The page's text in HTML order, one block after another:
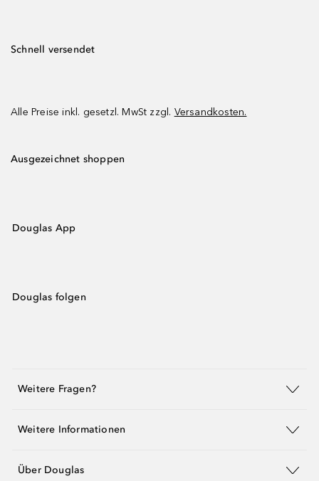
Schnell versendet
Alle Preise inkl. gesetzl. MwSt zzgl. Versandkosten.
Ausgezeichnet shoppen
Douglas App
Douglas folgen
Weitere Fragen?
Weitere Informationen
Über Douglas